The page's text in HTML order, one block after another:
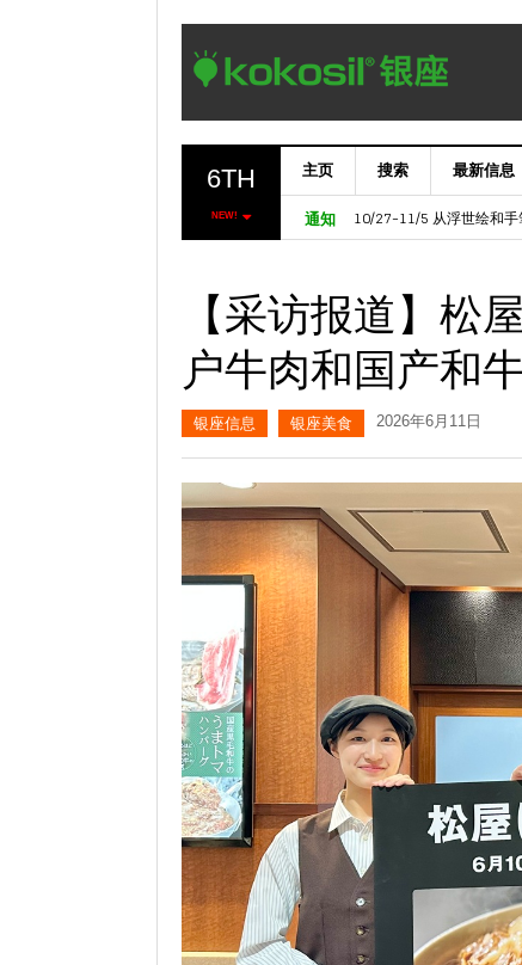
6TH
NEW!
主页 搜索 最新信息
通知
11/6～ 【欧洲七叶树门
10/27-11/5 从浮世绘和
【采访报道】松
户牛肉和国产和牛
银座信息 银座美食 2026年6月11日